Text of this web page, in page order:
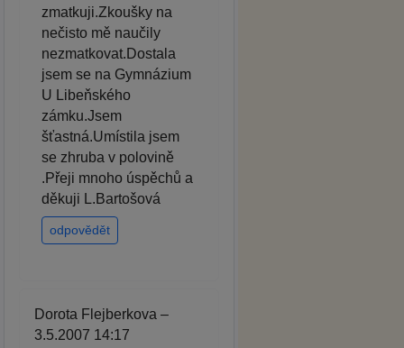
zmatkuji.Zkoušky na
nečisto mě naučily
nezmatkovat.Dostala
jsem se na Gymnázium
U Libeňského
zámku.Jsem
šťastná.Umístila jsem
se zhruba v polovině
.Přeji mnoho úspěchů a
děkuji L.Bartošová
odpovědět
Dorota Flejberkova –
3.5.2007 14:17